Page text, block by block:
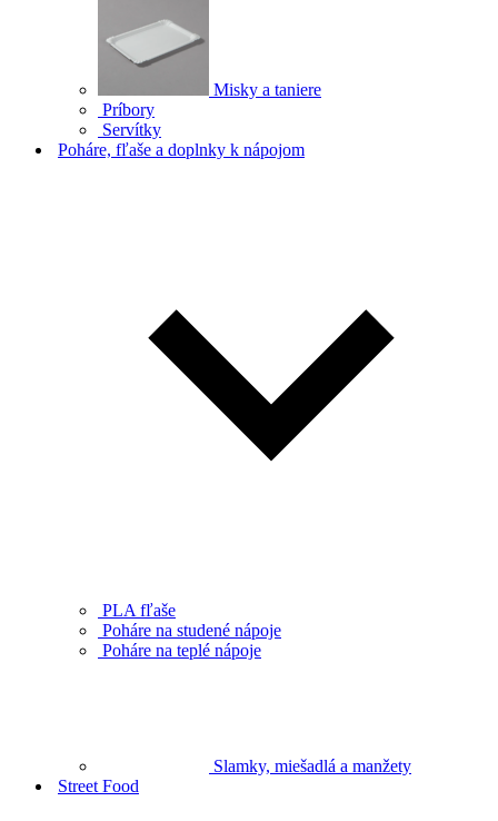
Misky a taniere
Príbory
Servítky
Poháre, fľaše a doplnky k nápojom
PLA fľaše
Poháre na studené nápoje
Poháre na teplé nápoje
Slamky, miešadlá a manžety
Street Food